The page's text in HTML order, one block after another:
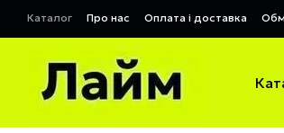
Перейти до основного контенту
Каталог Про нас Оплата і доставка
Договір публічної оферти